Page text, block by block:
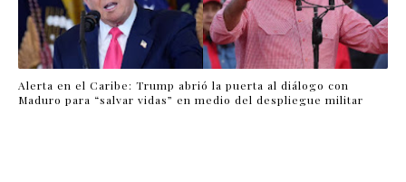
Alerta en el Caribe: Trump abrió la puerta al diálogo con
Maduro para “salvar vidas” en medio del despliegue militar